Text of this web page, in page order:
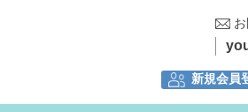
新規会員